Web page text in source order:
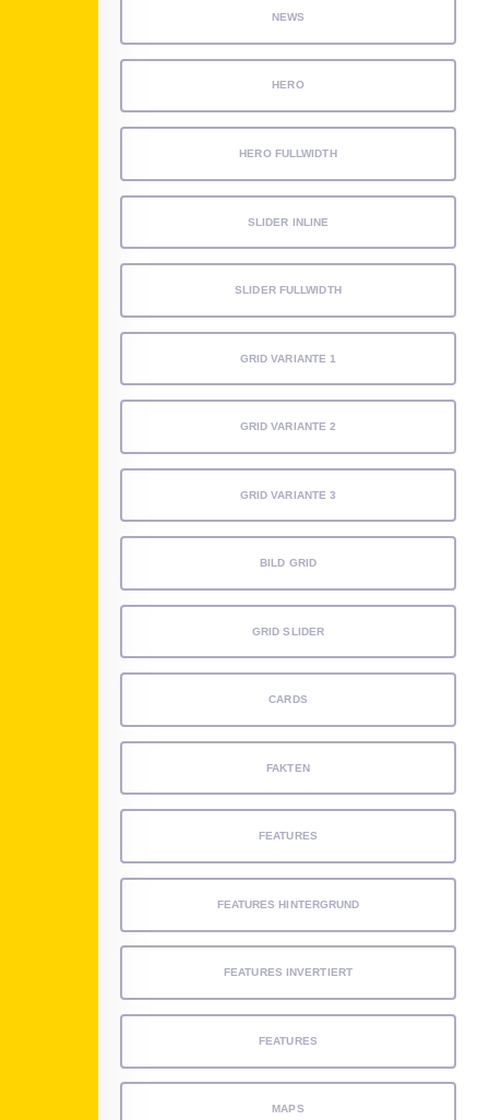
NEWS
HERO
HERO FULLWIDTH
SLIDER INLINE
SLIDER FULLWIDTH
GRID VARIANTE 1
GRID VARIANTE 2
GRID VARIANTE 3
BILD GRID
GRID SLIDER
CARDS
FAKTEN
FEATURES
FEATURES HINTERGRUND
FEATURES INVERTIERT
FEATURES
MAPS